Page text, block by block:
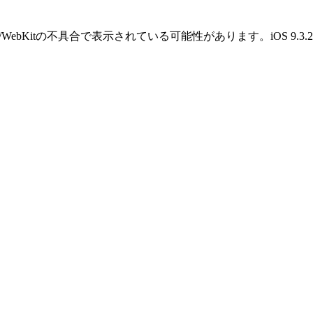
の不具合で表示されている可能性があります。iOS